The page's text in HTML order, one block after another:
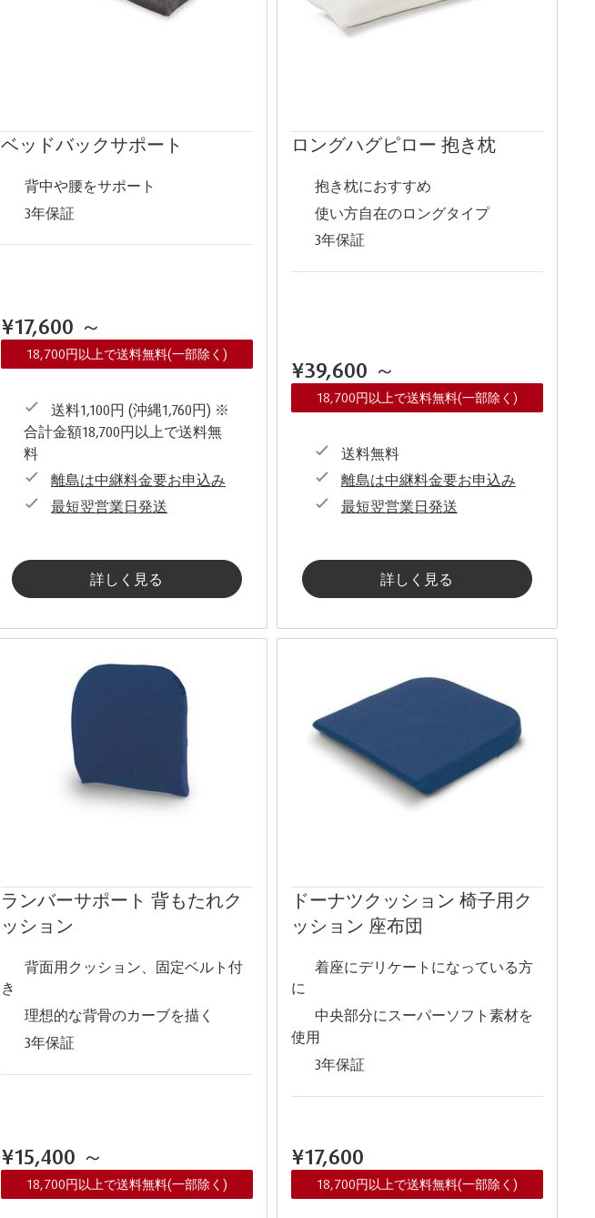
ベッドバックサポート
背中や腰をサポート
3年保証
¥17,600 ～
18,700円以上で送料無料(一部除く)
送料1,100円 (沖縄1,760円) ※
合計金額18,700円以上で送料無
料
離島は中継料金要お申込み
最短翌営業日発送
詳しく見る
ロングハグピロー 抱き枕
抱き枕におすすめ
使い方自在のロングタイプ
3年保証
¥39,600 ～
18,700円以上で送料無料(一部除く)
送料無料
離島は中継料金要お申込み
最短翌営業日発送
詳しく見る
ランバーサポート 背もたれク
ッション
背面用クッション、固定ベルト付
き
理想的な背骨のカーブを描く
3年保証
¥15,400 ～
18,700円以上で送料無料(一部除く)
ドーナツクッション 椅子用ク
ッション 座布団
着座にデリケートになっている方
に
中央部分にスーパーソフト素材を
使用
3年保証
¥17,600
18,700円以上で送料無料(一部除く)